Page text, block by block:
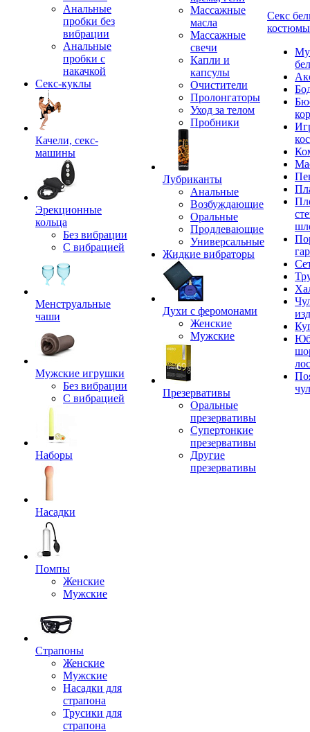
Анальные
пробки без
вибрации
Анальные
пробки с
накачкой
Секс-куклы
Качели, секс-
машины
Эрекционные
кольца
Без вибрации
С вибрацией
Менструальные
чаши
Мужские игрушки
Без вибрации
С вибрацией
Наборы
Насадки
Помпы
Женские
Мужские
Страпоны
Женские
Мужские
Насадки для
страпона
Трусики для
страпона
Массажные
масла
Массажные
свечи
Капли и
капсулы
Очистители
Пролонгаторы
Уход за телом
Пробники
Лубриканты
Анальные
Возбуждающие
Оральные
Продлевающие
Универсальные
Жидкие вибраторы
Духи с феромонами
Женские
Мужские
Презервативы
Оральные
презервативы
Супертонкие
презервативы
Другие
презервативы
Секс
костюмы